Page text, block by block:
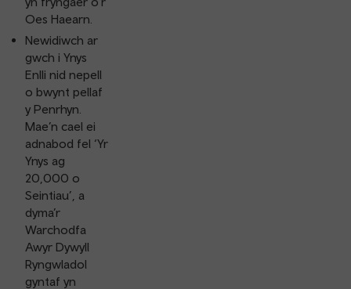
Oes Haearn.
Newidiwch ar
gwch i Ynys
Enlli nid nepell
o bwynt pellaf
y Penrhyn.
Mae’n cael ei
adnabod fel ‘Yr
Ynys ag
20,000 o
Seintiau’, a
dyma’r
Warchodfa
Awyr Dywyll
Ryngwladol
gyntaf yn